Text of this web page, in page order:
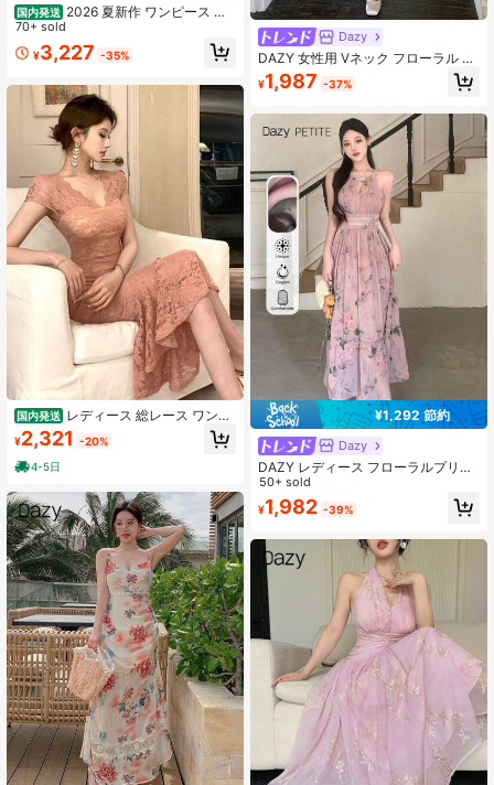
国内発送 2026 夏新作 ワンピース レ
ディース ピンク花柄フリルキャミワ
ンピース オフショルダーロングワン
ピース 韓国風 ロング丈 ウエストシ
ート 結婚式二次会 プレゼント ビー
チ リゾート 海辺
70+ sold
¥3,227 -35%
国内発送 レディース 総レース ワンピ
ース タイト マーメイド ロング パー
ティードレス 結婚式 お呼ばれ 二次
会 ドレス 半袖 Vネック シアー 透け
感 着痩せ 美シルエット 骨格ウェー
ブ 上品 セクシー キャバドレス ピン
ク
¥2,321 -20%
4-5日
Dazy
DAZY 女性用 Vネック フローラル プ
リント パフスリーブ ミドル丈ドレス
ボヘミアン バケーションアウトフィ
¥1,987 -37%
¥1,292 節約
Dazy
DAZY レディース フローラルプリン
ト ウエストタイ ネック ミドル丈ド
レス 夏用 プチサイズ サンドレス
50+ sold
¥1,982 -39%